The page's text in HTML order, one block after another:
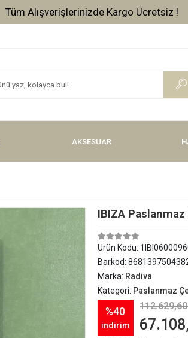
Tüm Alışverişlerinizde Kargo Ücretsiz !
AKSESUAR
IBIZA
Ürün Kodu:
Barkod:
Marka: Radiva
Kategori: Paslanmaz
%40
indirim